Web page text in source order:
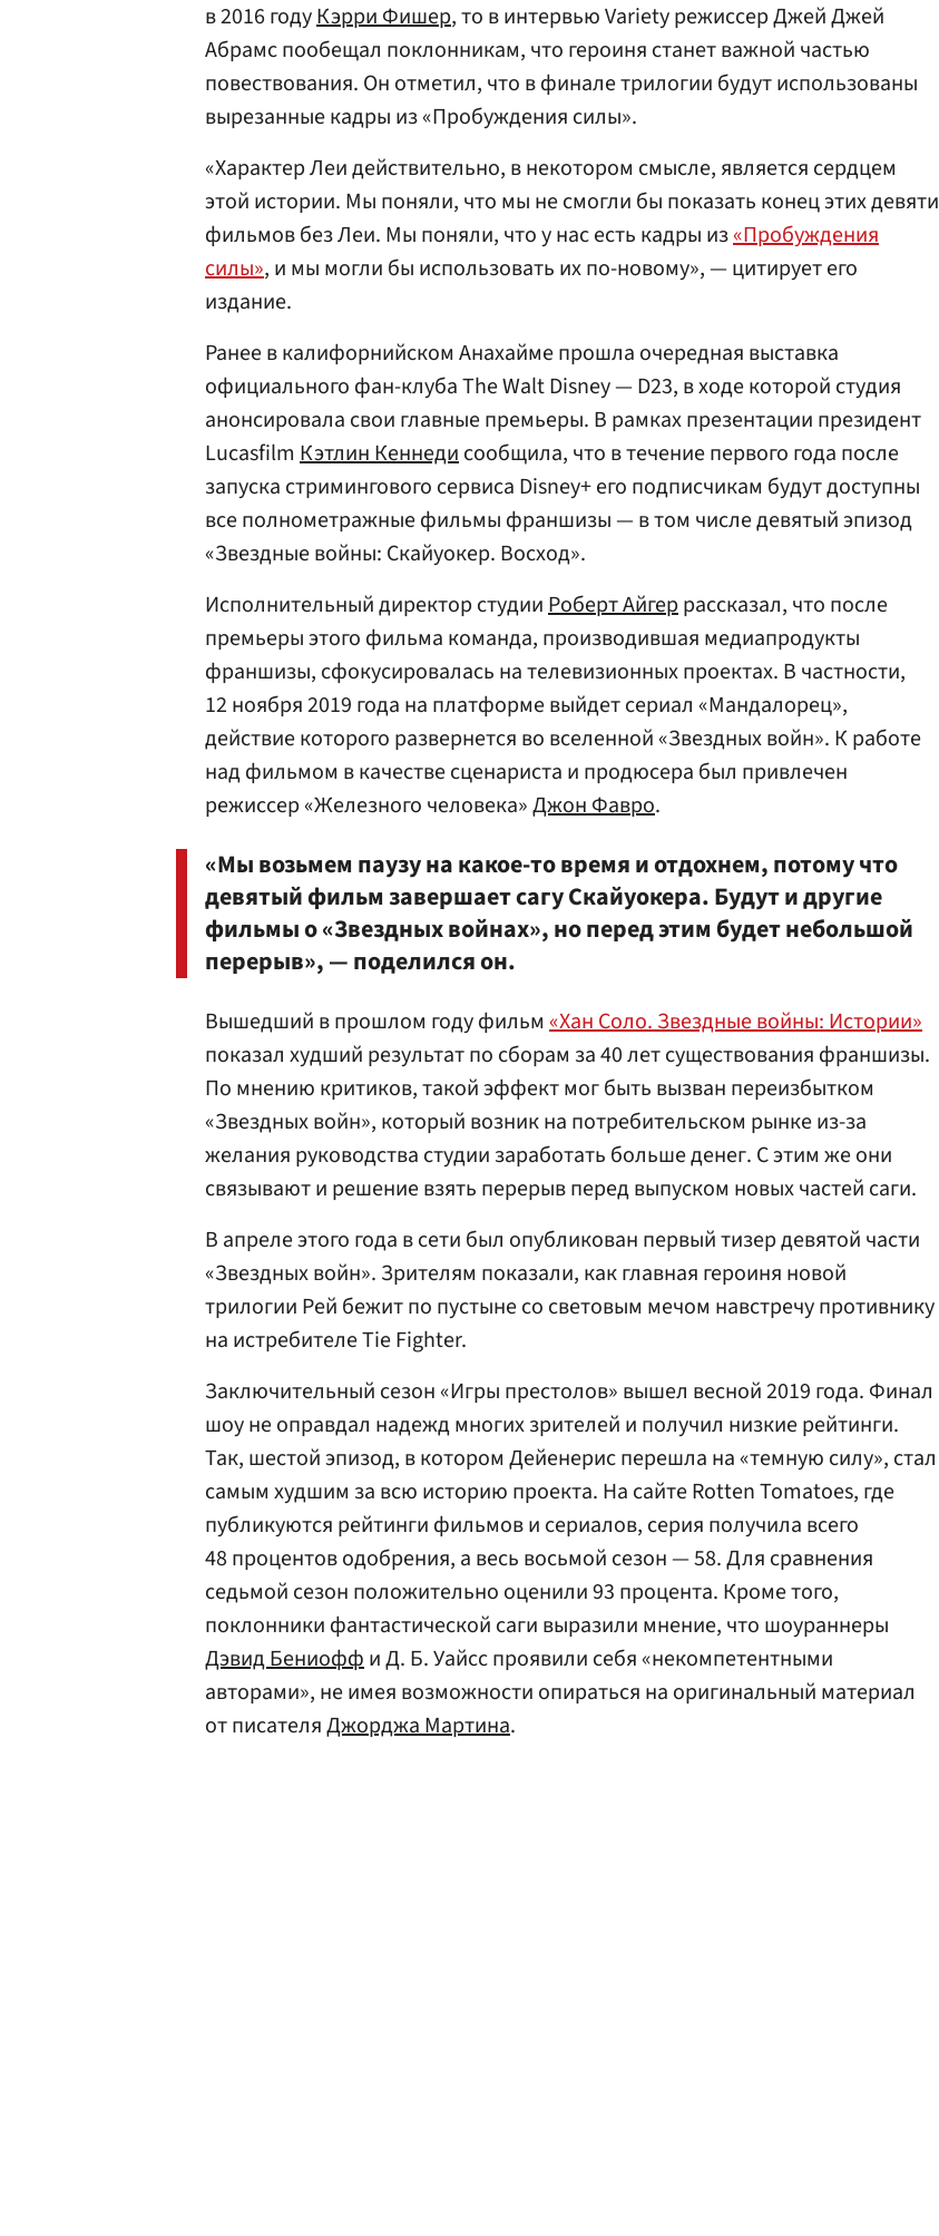
в 2016 годуКэрри Фишер, то в интервью Variety режиссер Джей Джей
Абрамс пообещал поклонникам, что героиня станет важной частью
повествования. Он отметил, что в финале трилогии будут использованы
вырезанные кадры из «Пробуждения силы».
«Характер Леи действительно, в некотором смысле, является сердцем
этой истории. Мы поняли, что мы не смогли бы показать конец этих девяти
фильмов без Леи. Мы поняли, что у нас есть кадры из«Пробуждения
силы», и мы могли бы использовать их по-новому», — цитирует его
издание.
Ранее в калифорнийском Анахайме прошла очередная выставка
официального фан-клуба The Walt Disney — D23, в ходе которой студия
анонсировала свои главные премьеры. В рамках презентации президент
Lucasfilm Кэтлин Кеннедисообщила, что в течение первого года после
запуска стримингового сервиса Disney+ его подписчикам будут доступны
все полнометражные фильмы франшизы — в том числе девятый эпизод
«Звездные войны: Скайуокер. Восход».
Исполнительный директор студииРоберт Айгеррассказал, что после
премьеры этого фильма команда, производившая медиапродукты
франшизы, сфокусировалась на телевизионных проектах. В частности,
12 ноября 2019 года на платформе выйдет сериал «Мандалорец»,
действие которого развернется во вселенной «Звездных войн». К работе
над фильмом в качестве сценариста и продюсера был привлечен
режиссер «Железного человека»Джон Фавро.
«Мы возьмем паузу на какое-то время и отдохнем, потому что
девятый фильм завершает сагу Скайуокера. Будут и другие
фильмы о «Звездных войнах», но перед этим будет небольшой
перерыв», — поделился он.
Вышедший в прошлом году фильм «Хан Соло. Звездные войны: Истории»
показал худший результат по сборам за 40 лет существования франшизы.
По мнению критиков, такой эффект мог быть вызван переизбытком
«Звездных войн», который возник на потребительском рынке из-за
желания руководства студии заработать больше денег. С этим же они
связывают и решение взять перерыв перед выпуском новых частей саги.
В апреле этого года в сети был опубликован первый тизер девятой части
«Звездных войн». Зрителям показали, как главная героиня новой
трилогии Рей бежит по пустыне со световым мечом навстречу противнику
на истребителе Tie Fighter.
Заключительный сезон «Игры престолов» вышел весной 2019 года. Финал
шоу не оправдал надежд многих зрителей и получил низкие рейтинги.
Так, шестой эпизод, в котором Дейенерис перешла на «темную силу», стал
самым худшим за всю историю проекта. На сайте Rotten Tomatoes, где
публикуются рейтинги фильмов и сериалов, серия получила всего
48 процентов одобрения, а весь восьмой сезон — 58. Для сравнения
седьмой сезон положительно оценили 93 процента. Кроме того,
поклонники фантастической саги выразили мнение, что шоураннеры
Дэвид Бениоффи Д. Б. Уайсс проявили себя «некомпетентными
авторами», не имея возможности опираться на оригинальный материал
от писателяДжорджа Мартина.